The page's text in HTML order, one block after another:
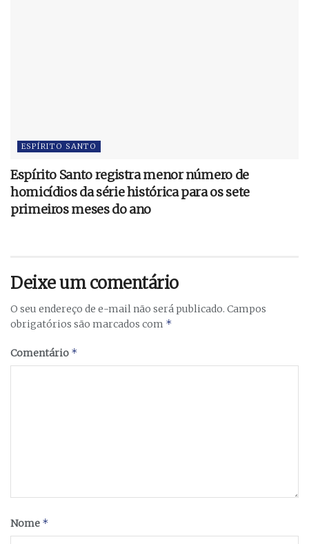
ESPÍRITO SANTO
Espírito Santo registra menor número de
homicídios da série histórica para os sete
primeiros meses do ano
Deixe um comentário
O seu endereço de e-mail não será publicado. Campos
obrigatórios são marcados com *
Comentário *
Nome *